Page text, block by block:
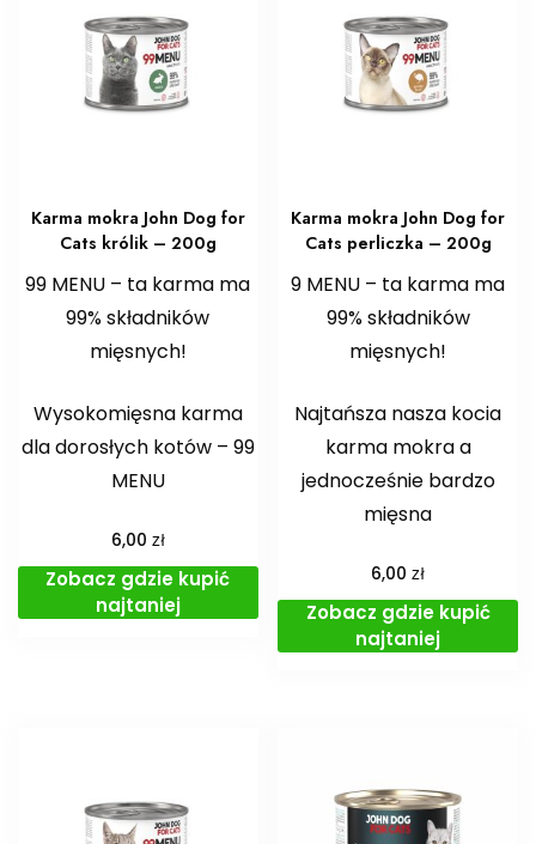
Karma mokra John Dog for
Cats królik – 200g
99 MENU – ta karma ma
99% składników
mięsnych!
Wysokomięsna karma
dla dorosłych kotów – 99
MENU
6,00 zł
Zobacz gdzie kupić
najtaniej
Karma mokra John Dog for
Cats perliczka – 200g
9 MENU – ta karma ma
99% składników
mięsnych!
Najtańsza nasza kocia
karma mokra a
jednocześnie bardzo
mięsna
6,00zł
Zobacz gdzie kupić
najtaniej